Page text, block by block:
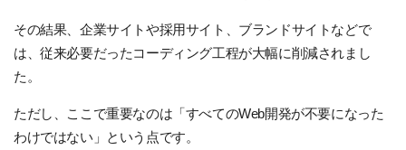
その結果、企業サイトや採用サイト、ブランドサイトなどで
は、従来必要だったコーディング工程が大幅に削減されまし
た。
ただし、ここで重要なのは「すべてのWeb開発が不要になった
わけではない」という点です。